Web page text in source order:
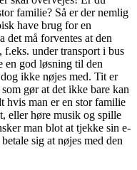
familie? Så er der nemlig
have brug for en
det må forventes at den
f.eks. under transport i bus
god løsning til den
ikke nøjes med. Tit er
gør at det ikke bare kan
hvis man er en stor familie
eller høre musik og spille
man blot at tjekke sin e-
sig at nøjes med den